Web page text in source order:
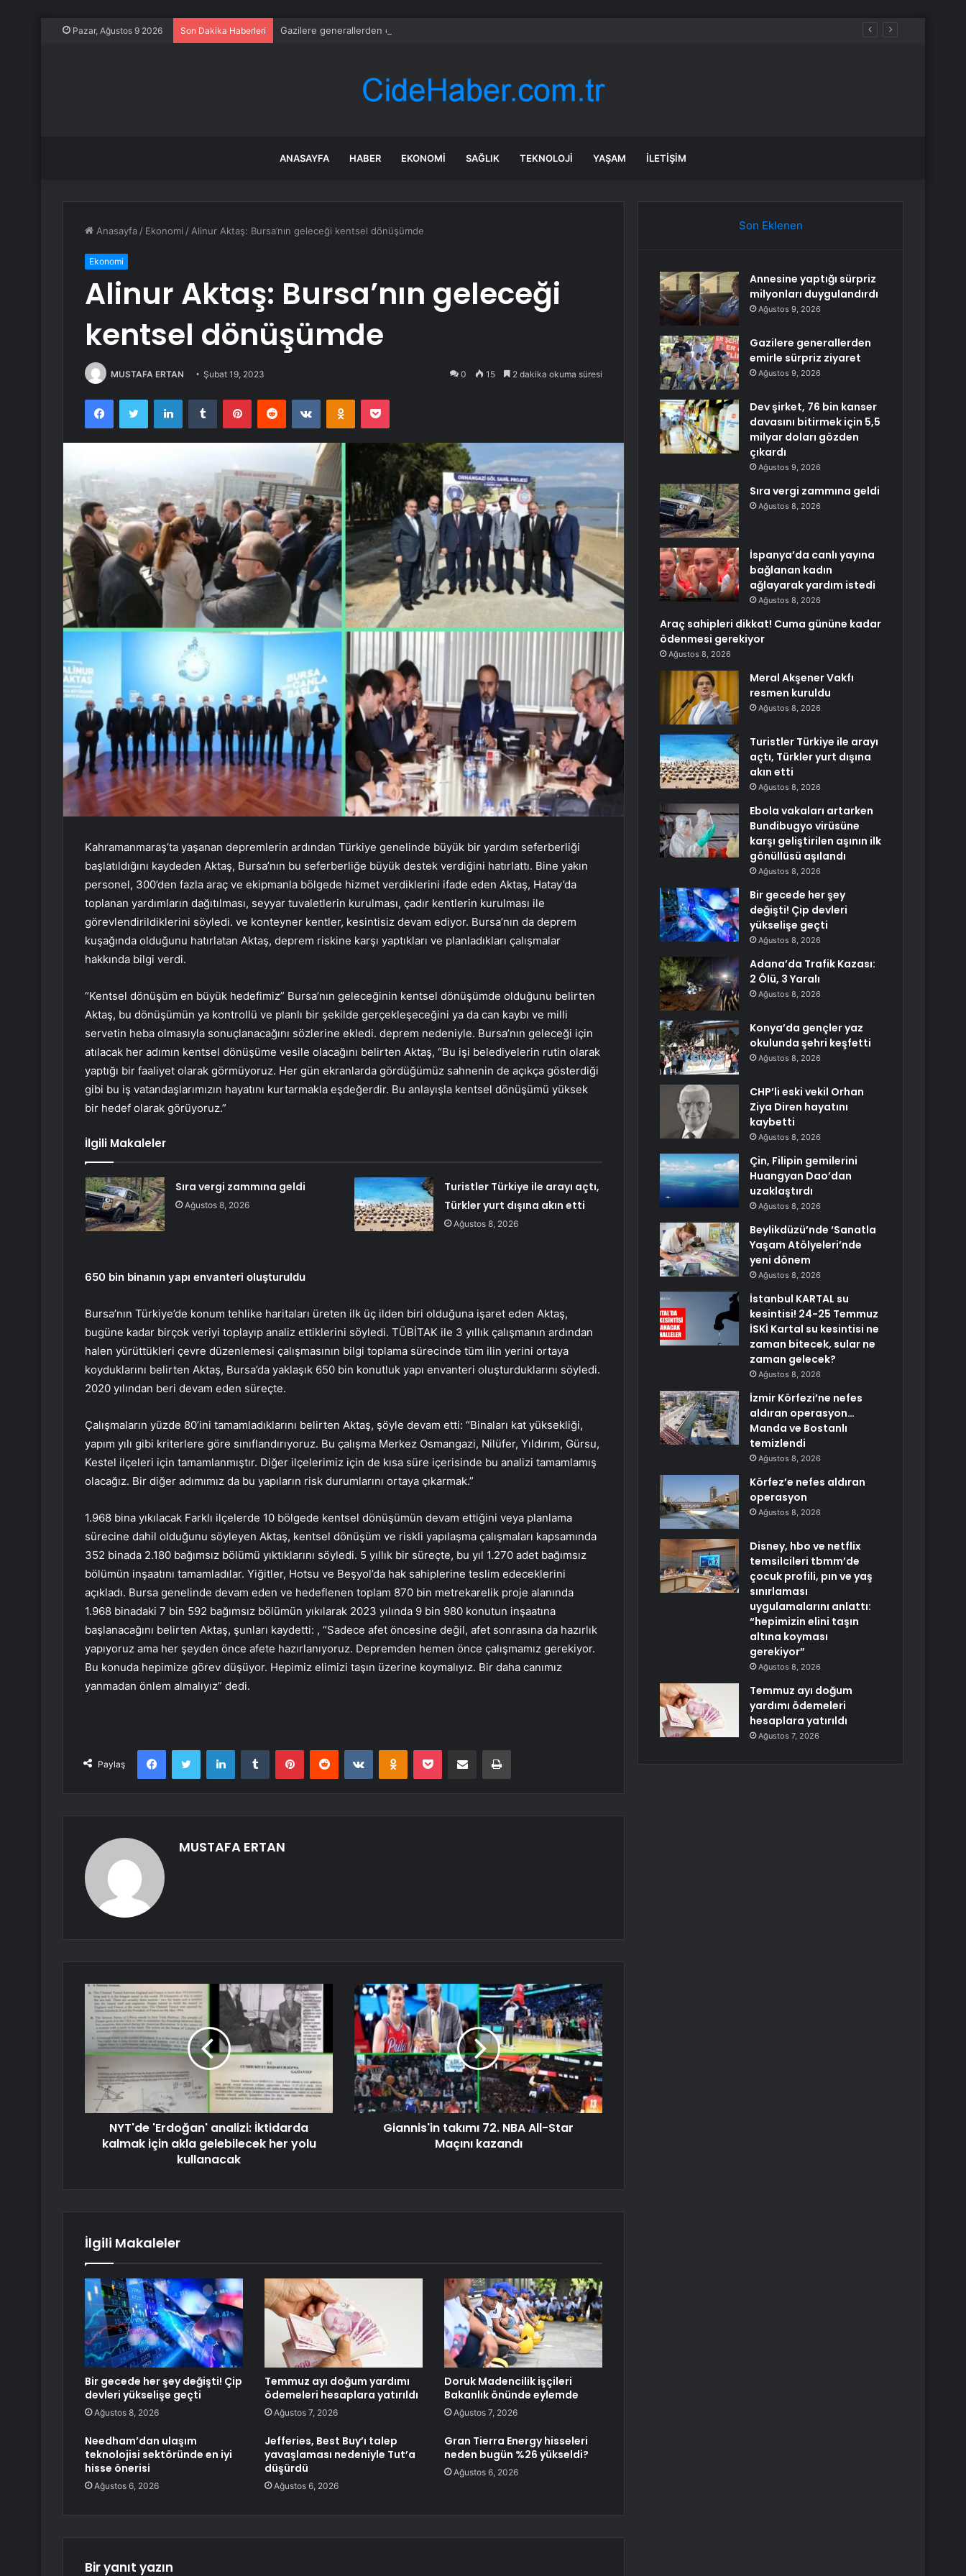
Pazar, Ağustos 9 2026 Son Dakika Haberleri Gazilere generallerden emirle sürpriz ziyaret
ANASAYFA HABER EKONOMI SAĞLIK TEKNOLOJI YAŞAM İLETIŞIM
Anasayfa / Ekonomi / Alinur Aktaş: Bursa’nın geleceği kentsel dönüşümde
Ekonomi
Alinur Aktaş: Bursa’nın geleceği
kentsel dönüşümde
MUSTAFA ERTAN Şubat 19, 2023 0 15 2 dakika okuma süresi
FacebookTwitter LinkedInTumblr PinterestReddit VKontakteOdnoklassniki
Pocket
Kahramanmaraş’ta yaşanan depremlerin ardından Türkiye genelinde büyük bir yardım seferberliği
başlatıldığını kaydeden Aktaş, Bursa’nın bu seferberliğe büyük destek verdiğini hatırlattı. Bine yakın
personel, 300’den fazla araç ve ekipmanla bölgede hizmet verdiklerini ifade eden Aktaş, Hatay’da
toplanan yardımların dağıtılması, seyyar tuvaletlerin kurulması, çadır kentlerin kurulması ile
görevlendirildiklerini söyledi. ve konteyner kentler, kesintisiz devam ediyor. Bursa’nın da deprem
kuşağında olduğunu hatırlatan Aktaş, deprem riskine karşı yaptıkları ve planladıkları çalışmalar
hakkında bilgi verdi.
“Kentsel dönüşüm en büyük hedefimiz” Bursa’nın geleceğinin kentsel dönüşümde olduğunu belirten
Aktaş, bu dönüşümün ya kontrollü ve planlı bir şekilde gerçekleşeceğini ya da can kaybı ve milli
servetin heba olmasıyla sonuçlanacağını sözlerine ekledi. deprem nedeniyle. Bursa’nın geleceği için
atılacak her adımın kentsel dönüşüme vesile olacağını belirten Aktaş, “Bu işi belediyelerin rutin olarak
yaptığı bir faaliyet olarak görmüyoruz. Her gün ekranlarda gördüğümüz sahnenin de açıkça gösterdiği
gibi bu iş vatandaşlarımızın hayatını kurtarmakla eşdeğerdir. Bu anlayışla kentsel dönüşümü yüksek
bir hedef olarak görüyoruz.”
İlgili Makaleler
Sıra vergi zammına geldi
Ağustos 8, 2026
Turistler Türkiye ile arayı açtı,
Türkler yurt dışına akın etti
Ağustos 8, 2026
650 bin binanın yapı envanteri oluşturuldu
Bursa’nın Türkiye’de konum tehlike haritaları üreten ilk üç ilden biri olduğuna işaret eden Aktaş,
bugüne kadar birçok veriyi toplayıp analiz ettiklerini söyledi. TÜBİTAK ile 3 yıllık çalışmanın ardından
halen yürüttükleri çevre düzenlemesi çalışmasının bilgi toplama sürecinde tüm ilin yerini ortaya
koyduklarını belirten Aktaş, Bursa’da yaklaşık 650 bin konutluk yapı envanteri oluşturduklarını söyledi.
2020 yılından beri devam eden süreçte.
Çalışmaların yüzde 80’ini tamamladıklarını belirten Aktaş, şöyle devam etti: “Binaları kat yüksekliği,
yapım yılı gibi kriterlere göre sınıflandırıyoruz. Bu çalışma Merkez Osmangazi, Nilüfer, Yıldırım, Gürsu,
Kestel ilçeleri için tamamlanmıştır. Diğer ilçelerimiz için de kısa süre içerisinde bu analizi tamamlamış
olacağız. Bir diğer adımımız da bu yapıların risk durumlarını ortaya çıkarmak.”
1.968 bina yıkılacak Farklı ilçelerde 10 bölgede kentsel dönüşümün devam ettiğini veya planlama
sürecine dahil olduğunu söyleyen Aktaş, kentsel dönüşüm ve riskli yapılaşma çalışmaları kapsamında
352 binada 2.180 bağımsız bölümü yıktıklarını söyledi. 5 yıllık bir süreçte, bu yıl 1.270 adet bağımsız
bölümün inşaatını tamamladılar. Yiğitler, Hotsu ve Beşyol’da hak sahiplerine teslim edeceklerini
açıkladı. Bursa genelinde devam eden ve hedeflenen toplam 870 bin metrekarelik proje alanında
1.968 binadaki 7 bin 592 bağımsız bölümün yıkılarak 2023 yılında 9 bin 980 konutun inşaatına
başlanacağını belirten Aktaş, şunları kaydetti: , “Sadece afet öncesine değil, afet sonrasına da hazırlık
yapıyoruz ama her şeyden önce afete hazırlanıyoruz. Depremden hemen önce çalışmamız gerekiyor.
Bu konuda hepimize görev düşüyor. Hepimiz elimizi taşın üzerine koymalıyız. Bir daha canımız
yanmadan önlem almalıyız” dedi.
Paylaş
FacebookTwitter LinkedInTumblr PinterestReddit VKontakteOdnoklassniki
Pocket E-Posta ile paylaş Yazdır
MUSTAFA ERTAN
NYT'de 'Erdoğan' analizi: İktidarda
kalmak için akla gelebilecek her yolu
kullanacak
Giannis'in takımı 72. NBA All-Star
Maçını kazandı
İlgili Makaleler
Bir gecede her şey değişti! Çip
devleri yükselişe geçti
Ağustos 8, 2026
Temmuz ayı doğum yardımı
ödemeleri hesaplara yatırıldı
Ağustos 7, 2026
Doruk Madencilik işçileri
Bakanlık önünde eylemde
Ağustos 7, 2026
Needham’dan ulaşım
teknolojisi sektöründe en iyi
hisse önerisi
Ağustos 6, 2026
Jefferies, Best Buy’ı talep
yavaşlaması nedeniyle Tut’a
düşürdü
Ağustos 6, 2026
Gran Tierra Energy hisseleri
neden bugün %26 yükseldi?
Ağustos 6, 2026
Bir yanıt yazın
Son Eklenen
Annesine yaptığı sürpriz
milyonları duygulandırdı
Ağustos 9, 2026
Gazilere generallerden
emirle sürpriz ziyaret
Ağustos 9, 2026
Dev şirket, 76 bin kanser
davasını bitirmek için 5,5
milyar doları gözden
çıkardı
Ağustos 9, 2026
Sıra vergi zammına geldi
Ağustos 8, 2026
İspanya’da canlı yayına
bağlanan kadın
ağlayarak yardım istedi
Ağustos 8, 2026
Araç sahipleri dikkat! Cuma gününe kadar
ödenmesi gerekiyor
Ağustos 8, 2026
Meral Akşener Vakfı
resmen kuruldu
Ağustos 8, 2026
Turistler Türkiye ile arayı
açtı, Türkler yurt dışına
akın etti
Ağustos 8, 2026
Ebola vakaları artarken
Bundibugyo virüsüne
karşı geliştirilen aşının ilk
gönüllüsü aşılandı
Ağustos 8, 2026
Bir gecede her şey
değişti! Çip devleri
yükselişe geçti
Ağustos 8, 2026
Adana’da Trafik Kazası:
2 Ölü, 3 Yaralı
Ağustos 8, 2026
Konya’da gençler yaz
okulunda şehri keşfetti
Ağustos 8, 2026
CHP’li eski vekil Orhan
Ziya Diren hayatını
kaybetti
Ağustos 8, 2026
Çin, Filipin gemilerini
Huangyan Dao’dan
uzaklaştırdı
Ağustos 8, 2026
Beylikdüzü’nde ‘Sanatla
Yaşam Atölyeleri’nde
yeni dönem
Ağustos 8, 2026
İstanbul KARTAL su
kesintisi! 24-25 Temmuz
İSKİ Kartal su kesintisi ne
zaman bitecek, sular ne
zaman gelecek?
Ağustos 8, 2026
İzmir Körfezi’ne nefes
aldıran operasyon…
Manda ve Bostanlı
temizlendi
Ağustos 8, 2026
Körfez’e nefes aldıran
operasyon
Ağustos 8, 2026
Disney, hbo ve netflix
temsilcileri tbmm’de
çocuk profili, pın ve yaş
sınırlaması
uygulamalarını anlattı:
“hepimizin elini taşın
altına koyması
gerekiyor”
Ağustos 8, 2026
Temmuz ayı doğum
yardımı ödemeleri
hesaplara yatırıldı
Ağustos 7, 2026